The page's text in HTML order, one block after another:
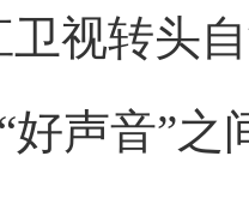
卫视转头
好声音”